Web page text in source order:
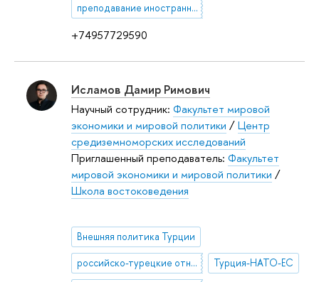
+74957729590
преподавание иностранного языка для профессиональных целей
Исламов Дамир Римович
Научный сотрудник: Факультет мировой
экономики и мировой политики /Центр
средиземноморских исследований
Приглашенный преподаватель: Факультет
мировой экономики и мировой политики /
Школа востоковедения
Внешняя политика Турции
российско-турецкие отношения Турция-НАТО-ЕС